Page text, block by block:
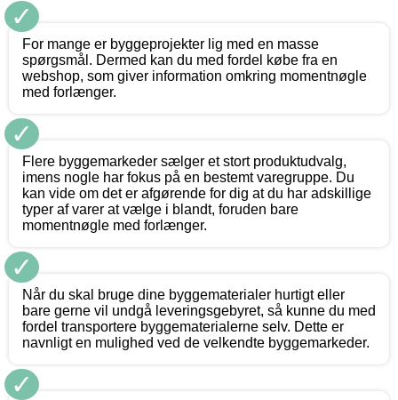
✓
For mange er byggeprojekter lig med en masse
spørgsmål. Dermed kan du med fordel købe fra en
webshop, som giver information omkring momentnøgle
med forlænger.
✓
Flere byggemarkeder sælger et stort produktudvalg,
imens nogle har fokus på en bestemt varegruppe. Du
kan vide om det er afgørende for dig at du har adskillige
typer af varer at vælge i blandt, foruden bare
momentnøgle med forlænger.
✓
Når du skal bruge dine byggematerialer hurtigt eller
bare gerne vil undgå leveringsgebyret, så kunne du med
fordel transportere byggematerialerne selv. Dette er
navnligt en mulighed ved de velkendte byggemarkeder.
✓